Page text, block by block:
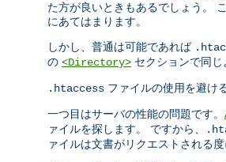
た方が良いときもあるでしょう。
にあてはまります。
しかし、普通は可能であれば
の <Directory> セクションで同じ
.htaccess ファイルの使用を避け
一つ目はサーバの性能の問題です。
ァイルを探します。 ですから、
ァイルは文書がリクエストされる度